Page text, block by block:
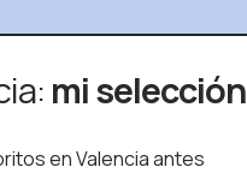
mi selección
en Valencia antes